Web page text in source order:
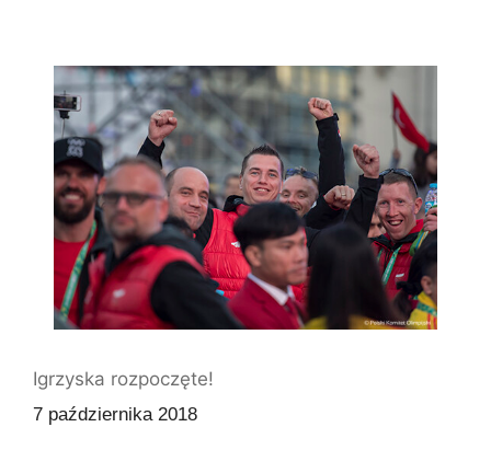
Igrzyska rozpoczęte!
7 października 2018